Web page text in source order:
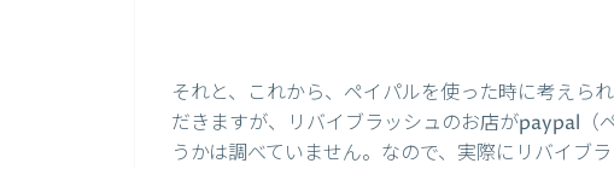
それと、これから、ペイパルを使った時に考えら
だきますが、リバイブラッシュのお店がpaypal（
うかは調べていません。なので、実際にリバイブ